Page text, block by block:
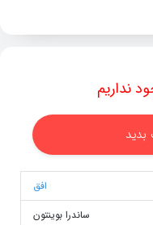
نداریم
افق
ساندرا بوینتون